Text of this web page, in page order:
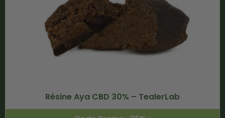
Résine Aya CBD 30% – TealerLab